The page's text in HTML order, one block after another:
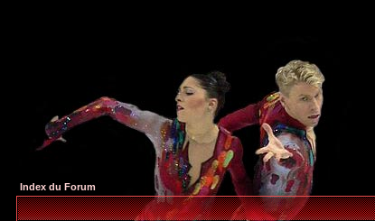
Index du Forum